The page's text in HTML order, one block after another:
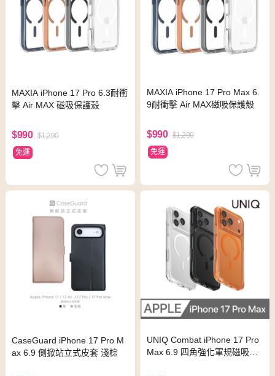
MAXIA iPhone 17 Pro 6.3耐衝
擊 Air MAX 磁吸保護殼
$990 $1,290
免運
MAXIA iPhone 17 Pro Max 6.
9耐衝擊 Air MAX磁吸保護殼
$990 $1,290
免運
CaseGuard iPhone 17 Pro M
ax 6.9 側掀站立式皮套 淺棕
UNIQ Combat iPhone 17 Pro
Max 6.9 四角強化軍規磁吸防